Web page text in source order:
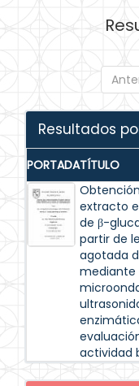
Resultados
PORTADATÍTULO
extracto
de β-
partir de
agotada
mediante
actividad